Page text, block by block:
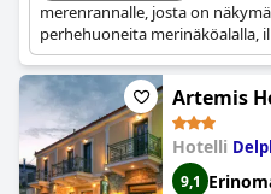
merenrannalle, josta on
perhehuoneita merinäköalalla,
Fi:llä.
Artemis
Hotelli
9,1